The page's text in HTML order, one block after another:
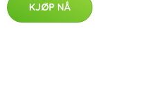
KJØP NÅ